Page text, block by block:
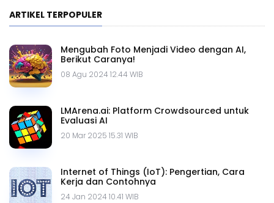
ARTIKEL TERPOPULER
Mengubah Foto Menjadi Video dengan AI,
Berikut Caranya!
08 Agu 2024 12.44 WIB
LMArena.ai: Platform Crowdsourced untuk
Evaluasi AI
20 Mar 2025 15.31 WIB
Internet of Things (IoT): Pengertian, Cara
Kerja dan Contohnya
24 Jan 2024 10.41 WIB